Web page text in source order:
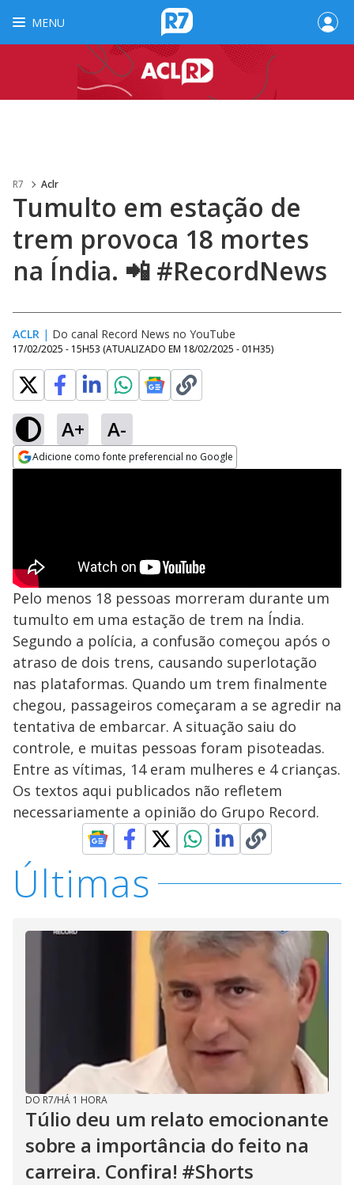
MENU
R7 Aclr
Tumulto em estação de
trem provoca 18 mortes
na Índia. 📲 #RecordNews
ACLR | Do canal Record News no YouTube
17/02/2025 - 15H53 (ATUALIZADO EM 18/02/2025 - 01H35)
A+ A-
Adicione como fonte preferencial no Google
Pelo menos 18 pessoas morreram durante um
tumulto em uma estação de trem na Índia.
Segundo a polícia, a confusão começou após o
atraso de dois trens, causando superlotação
nas plataformas. Quando um trem finalmente
chegou, passageiros começaram a se agredir na
tentativa de embarcar. A situação saiu do
controle, e muitas pessoas foram pisoteadas.
Entre as vítimas, 14 eram mulheres e 4 crianças.
Os textos aqui publicados não refletem
necessariamente a opinião do Grupo Record.
Últimas
DO R7/HÁ 1 HORA
Túlio deu um relato emocionante
sobre a importância do feito na
carreira. Confira! #Shorts